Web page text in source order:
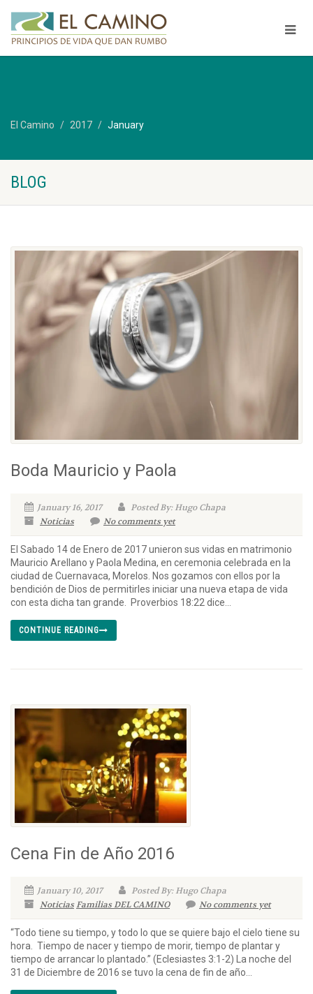
El Camino 2017 January
BLOG
Boda Mauricio y Paola
January 16, 2017
Posted By: Hugo Chapa
Noticias
No comments yet
El Sabado 14 de Enero de 2017 unieron sus vidas en matrimonio
Mauricio Arellano y Paola Medina, en ceremonia celebrada en la
ciudad de Cuernavaca, Morelos. Nos gozamos con ellos por la
bendición de Dios de permitirles iniciar una nueva etapa de vida
con esta dicha tan grande. Proverbios 18:22 dice...
CONTINUE READING
Cena Fin de Año 2016
January 10, 2017
Posted By: Hugo Chapa
NoticiasFamilias DEL CAMINO No comments yet
“Todo tiene su tiempo, y todo lo que se quiere bajo el cielo tiene su
hora. Tiempo de nacer y tiempo de morir, tiempo de plantar y
tiempo de arrancar lo plantado.” (Eclesiastes 3:1-2) La noche del
31 de Diciembre de 2016 se tuvo la cena de fin de año...